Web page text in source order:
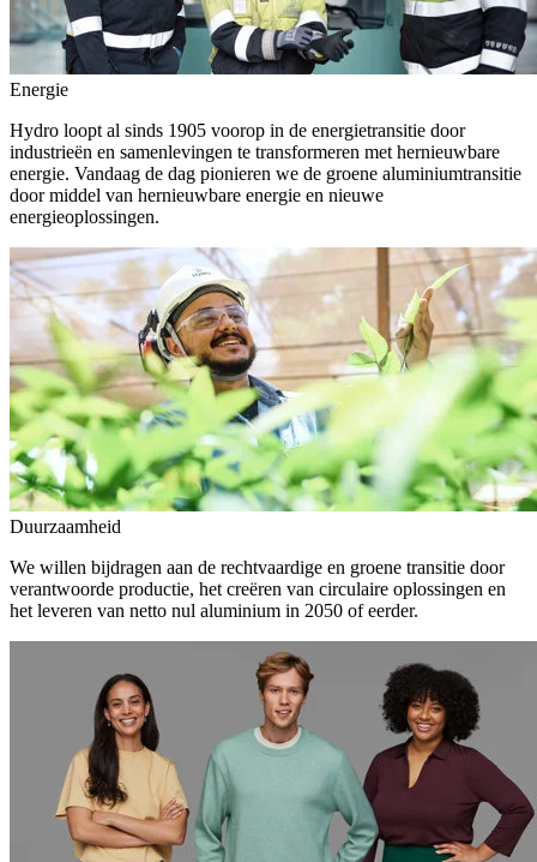
Energie
Hydro loopt al sinds 1905 voorop in de energietransitie door
industrieën en samenlevingen te transformeren met hernieuwbare
energie. Vandaag de dag pionieren we de groene aluminiumtransitie
door middel van hernieuwbare energie en nieuwe
energieoplossingen.
Duurzaamheid
We willen bijdragen aan de rechtvaardige en groene transitie door
verantwoorde productie, het creëren van circulaire oplossingen en
het leveren van netto nul aluminium in 2050 of eerder.